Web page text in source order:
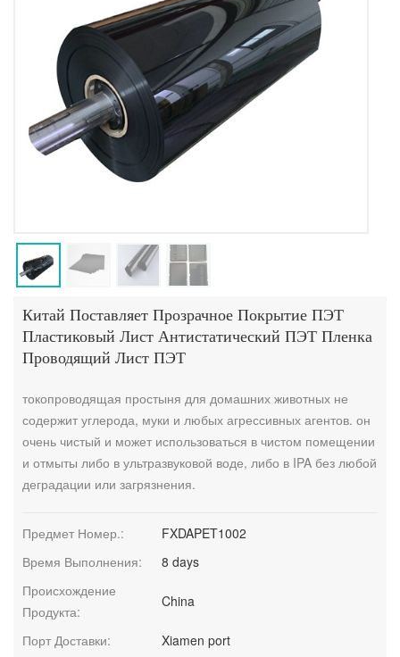
Китай Поставляет Прозрачное Покрытие ПЭТ
Пластиковый Лист Антистатический ПЭТ Пленка
Проводящий Лист ПЭТ
токопроводящая простыня для домашних животных не
содержит углерода, муки и любых агрессивных агентов. он
очень чистый и может использоваться в чистом помещении
и отмыты либо в ультразвуковой воде, либо в IPA без любой
деградации или загрязнения.
Предмет Номер.:
FXDAPET1002
Время Выполнения:
8 days
Происхождение
Продукта:
China
Порт Доставки:
Xiamen port